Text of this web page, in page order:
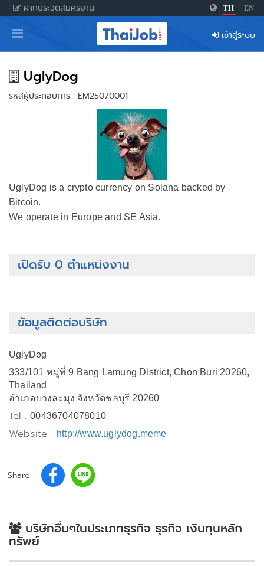
ฝากประวัติสมัครงาน TH EN
หน้าหลัก
ผู้สมัครงาน: เข้าสู่ระบบ
ฝากประวัติสมัครงาน
เกร็ดความรู้
สำหรับผู้ประกอบการ
เข้าสู่ระบบ
UglyDog
รหัสผู้ประกอบการ : EM25070001
UglyDog is a crypto currency on Solana backed by
Bitcoin.
We operate in Europe and SE Asia.
เปิดรับ 0 ตำแหน่งงาน
ข้อมูลติดต่อบริษัท
UglyDog
333/101 หมู่ที่ 9 Bang Lamung District, Chon Buri 20260,
Thailand
อำเภอบางละมุง จังหวัดชลบุรี 20260
Tel :00436704078010
Website : http://www.uglydog.meme
Share :
บริษัทอื่นๆในประเภทธุรกิจ ธุรกิจ เงินทุนหลัก
ทรัพย์